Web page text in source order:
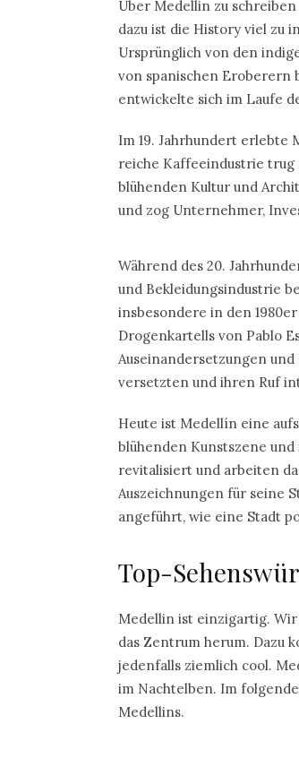
Über Medellin zu
dazu ist die History viel zu
Ursprünglich von den
von spanischen Eroberern
entwickelte sich im Laufe
Im 19. Jahrhundert erlebte
reiche Kaffeeindustrie
blühenden Kultur und
und zog Unternehmer,
Während des 20.
und Bekleidungsindustrie
insbesondere in den
Drogenkartells von Pablo
Auseinandersetzungen
versetzten und ihren Ruf
Heute ist Medellín eine
blühenden Kunstszene
revitalisiert und arbeiten
Auszeichnungen für seine
angeführt, wie eine Stadt
Top-
Medellin ist einzigartig.
das Zentrum herum. Dazu
jedenfalls ziemlich cool.
im Nachtelben. Im
Medellins.